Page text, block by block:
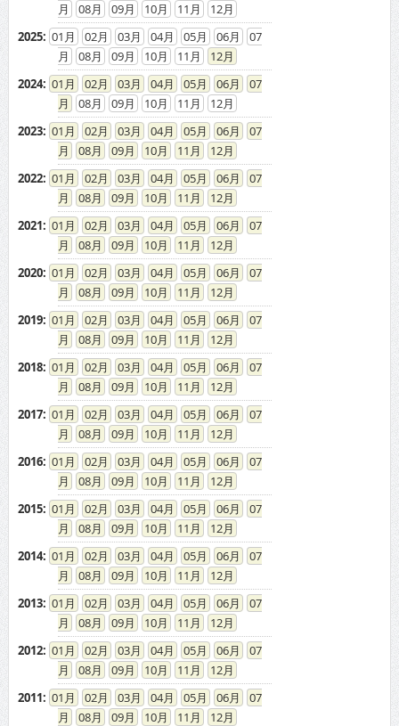
08 09 10 11
12
2025: 01 02 03 04 05 06
07
08
09 10 11
12
2024: 01 02 03 04 05 06
07
08
09 10 11
12
2023: 01 02 03 04 05 06
07
08
09 10 11
12
2022: 01 02 03 04 05 06
07
08
09 10 11
12
2021: 01 02 03 04 05 06
07
08
09 10 11
12
2020: 01 02 03 04 05 06
07
08
09 10 11
12
2019: 01 02 03 04 05 06
07
08
09 10 11
12
2018: 01 02 03 04 05 06
07
08
09 10 11
12
2017: 01 02 03 04 05 06
07
08
09 10 11
12
2016: 01 02 03 04 05 06
07
08
09 10 11
12
2015: 01 02 03 04 05 06
07
08
09 10 11
12
2014: 01 02 03 04 05 06
07
08
09 10 11
12
2013: 01 02 03 04 05 06
07
08
09 10 11
12
2012: 01 02 03 04 05 06
07
08
09 10 11
12
2011: 01 02 03 04 05 06
07
08
09 10 11
12